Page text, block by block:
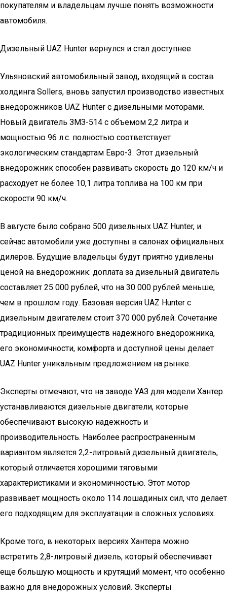
покупателям и владельцам лучше понять возможности
автомобиля.
Дизельный UAZ Hunter вернулся и стал доступнее
Ульяновский автомобильный завод, входящий в состав
холдинга Sollers, вновь запустил производство известных
внедорожников UAZ Hunter с дизельными моторами.
Новый двигатель ЗМЗ-514 с объемом 2,2 литра и
мощностью 96 л.с. полностью соответствует
экологическим стандартам Евро-3. Этот дизельный
внедорожник способен развивать скорость до 120 км/ч и
расходует не более 10,1 литра топлива на 100 км при
скорости 90 км/ч.
В августе было собрано 500 дизельных UAZ Hunter, и
сейчас автомобили уже доступны в салонах официальных
дилеров. Будущие владельцы будут приятно удивлены
ценой на внедорожник: доплата за дизельный двигатель
составляет 25 000 рублей, что на 30 000 рублей меньше,
чем в прошлом году. Базовая версия UAZ Hunter с
дизельным двигателем стоит 370 000 рублей. Сочетание
традиционных преимуществ надежного внедорожника,
его экономичности, комфорта и доступной цены делает
UAZ Hunter уникальным предложением на рынке.
Эксперты отмечают, что на заводе УАЗ для модели Хантер
устанавливаются дизельные двигатели, которые
обеспечивают высокую надежность и
производительность. Наиболее распространенным
вариантом является 2,2-литровый дизельный двигатель,
который отличается хорошими тяговыми
характеристиками и экономичностью. Этот мотор
развивает мощность около 114 лошадиных сил, что делает
его подходящим для эксплуатации в сложных условиях.
Кроме того, в некоторых версиях Хантера можно
встретить 2,8-литровый дизель, который обеспечивает
еще большую мощность и крутящий момент, что особенно
важно для внедорожных условий. Эксперты